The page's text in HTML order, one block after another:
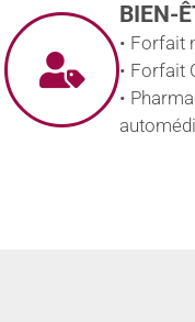
BIEN-
• Forfait
• Forfait
•